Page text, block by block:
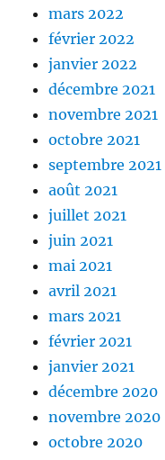
mars 2022
février 2022
janvier 2022
décembre 2021
novembre 2021
octobre 2021
septembre 2021
août 2021
juillet 2021
juin 2021
mai 2021
avril 2021
mars 2021
février 2021
janvier 2021
décembre 2020
novembre 2020
octobre 2020